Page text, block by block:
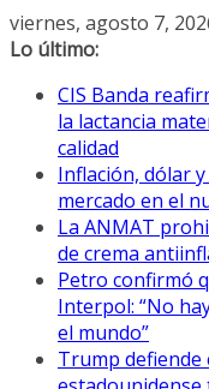
Saltar
al
viernes, agosto 7,
Lo último:
CIS Banda
la lactancia
calidad
Inflación, dólar
mercado en el
La ANMAT
de crema
Petro confirmó
Interpol: “No
el mundo”
Trump defiende